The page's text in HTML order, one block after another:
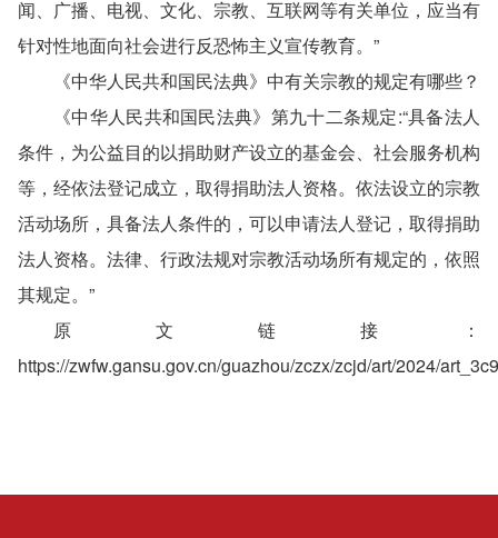
闻、广播、电视、文化、宗教、互联网等有关单位，应当有
针对性地面向社会进行反恐怖主义宣传教育。”
《中华人民共和国民法典》中有关宗教的规定有哪些？
《中华人民共和国民法典》第九十二条规定:“具备法人
条件，为公益目的以捐助财产设立的基金会、社会服务机构
等，经依法登记成立，取得捐助法人资格。依法设立的宗教
活动场所，具备法人条件的，可以申请法人登记，取得捐助
法人资格。法律、行政法规对宗教活动场所有规定的，依照
其规定。”
原文链接：
https://zwfw.gansu.gov.cn/guazhou/zczx/zcjd/art/2024/